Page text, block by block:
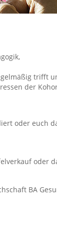
trifft
der
oder euch
oder
BA